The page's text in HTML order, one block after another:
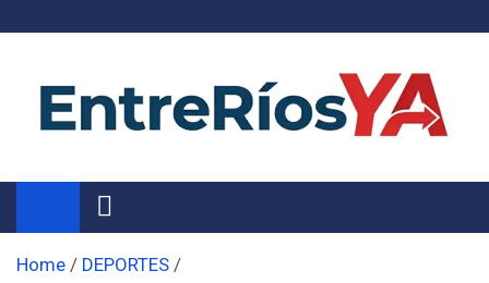
Noticias de Entre Ríos
Información de toda la provincia ahora
Home
DEPORTES